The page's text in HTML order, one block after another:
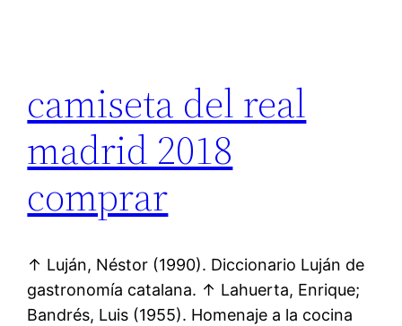
camiseta del real
madrid 2018
comprar
↑ Luján, Néstor (1990). Diccionario Luján de
gastronomía catalana. ↑ Lahuerta, Enrique;
Bandrés, Luis (1955). Homenaje a la cocina